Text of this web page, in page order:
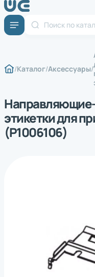
Каталог Аксессуары
этикетки для
(P1006106)